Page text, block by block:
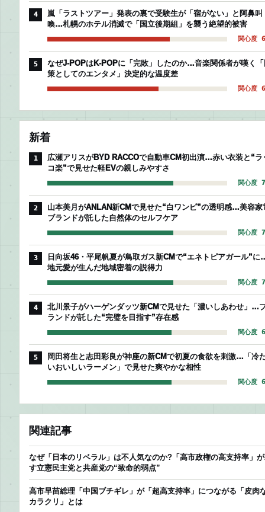
4
嵐「ラストツアー」発表の裏で受験生が「宿がない」と阿鼻叫
喚…札幌のホテル消滅で「国立後期組」を襲う絶望的被害
関心度
5
なぜJ-POPはK-POPに「完敗」したのか…音楽関係者が嘆く
策としてのエンタメ」決定的な温度差
関心度
新着
1
広瀬アリスがBYD RACCOで自動車CM初出演…赤い衣装と“ラ
コ楽”で見せた軽EVの親しみやすさ
関心度
2
山本美月がANLAN新CMで見せた“白ワンピ”の透明感…美容家
ブランドが託した自然体のセルフケア
関心度
3
日向坂46・平尾帆夏が鳥取ガス新CMで“エネトピアガール”に
地元愛が生んだ地域密着の説得力
関心度
4
北川景子がハーゲンダッツ新CMで見せた「濃いしあわせ」…
ランドが託した“完璧を目指す”存在感
関心度
5
岡田将生と志田彩良が神座の新CMで初夏の食欲を刺激…「冷
いおいしいラーメン」で見せた爽やかな相性
関心度
関連記事
なぜ「日本のリベラル」は不人気なのか?「高市政権の高支持率」
す立憲民主党と共産党の“致命的弱点”
高市早苗総理「中国ブチギレ」が「超高支持率」につながる「皮肉
カラクリ」とは